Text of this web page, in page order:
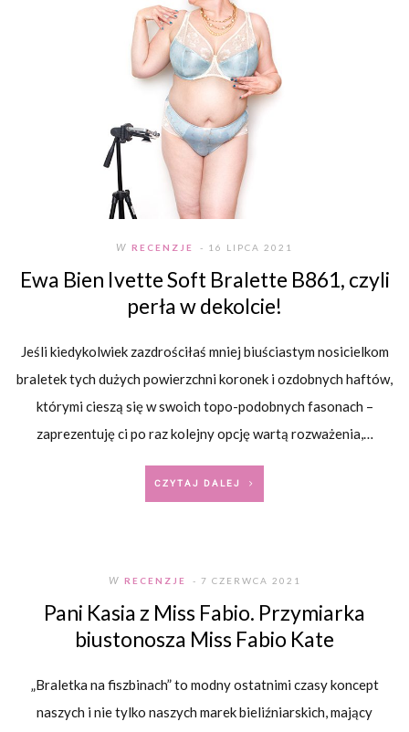
W RECENZJE - 16 LIPCA 2021
Ewa Bien Ivette Soft Bralette B861, czyli
perła w dekolcie!
Jeśli kiedykolwiek zazdrościłaś mniej biuściastym nosicielkom
braletek tych dużych powierzchni koronek i ozdobnych haftów,
którymi cieszą się w swoich topo-podobnych fasonach –
zaprezentuję ci po raz kolejny opcję wartą rozważenia,…
CZYTAJ DALEJ
W RECENZJE - 7 CZERWCA 2021
Pani Kasia z Miss Fabio. Przymiarka
biustonosza Miss Fabio Kate
„Braletka na fiszbinach” to modny ostatnimi czasy koncept
naszych i nie tylko naszych marek bieliźniarskich, mający